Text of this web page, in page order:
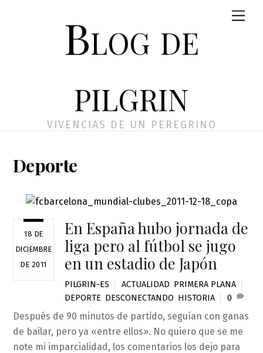
Blog de
pilgrin
VIVENCIAS DE UN PEREGRINO
Deporte
18 DE
DICIEMBRE
DE 2011
En España hubo jornada de
liga pero al fútbol se jugo
en un estadio de Japón
PILGRIN-ES ACTUALIDAD PRIMERA PLANA
DEPORTE DESCONECTANDO HISTORIA 0
Después de 90 minutos de partido, seguían con ganas
de bailar, pero ya «entre ellos». No quiero que se me
note mi imparcialidad, los comentarios los dejo para